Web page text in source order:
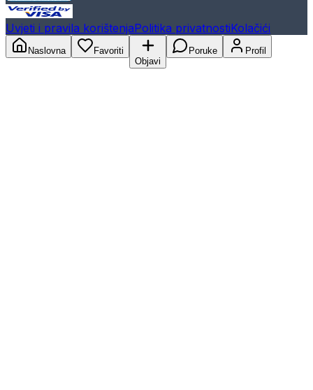
Uvjeti i pravila korištenjaPolitika privatnostiKolačići
Naslovna
Favoriti
Objavi
Poruke Profil